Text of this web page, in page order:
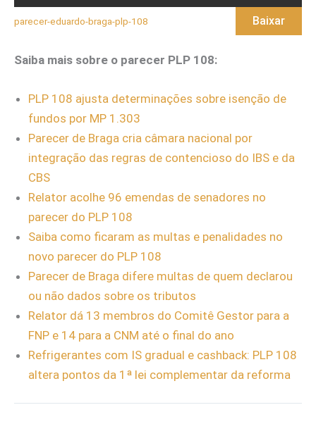
parecer-eduardo-braga-plp-108 Baixar
Saiba mais sobre o parecer PLP 108:
PLP 108 ajusta determinações sobre isenção de
fundos por MP 1.303
Parecer de Braga cria câmara nacional por
integração das regras de contencioso do IBS e da
CBS
Relator acolhe 96 emendas de senadores no
parecer do PLP 108
Saiba como ficaram as multas e penalidades no
novo parecer do PLP 108
Parecer de Braga difere multas de quem declarou
ou não dados sobre os tributos
Relator dá 13 membros do Comitê Gestor para a
FNP e 14 para a CNM até o final do ano
Refrigerantes com IS gradual e cashback: PLP 108
altera pontos da 1ª lei complementar da reforma